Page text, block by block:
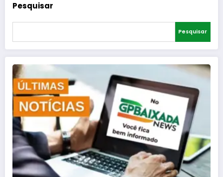
Pesquisar
Pesquisar